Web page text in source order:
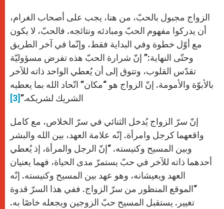
الزواج مجبول بالحبّ، من هنا، يجب على أصحاب الغرام،
أن يدركوا مفهوم الحبّ ومبادئه ونتائجه. فالحبّ، لا يكون
مع أوّل خطوة وفي البداية فقط، وإنّما في آخر الطريق
وحتّى النهاية:” إنّ شرارة الحبّ هذه تفرض مسؤوليّة
تقدّس القلوب، وتتوق إلى أن يُعطي الواحد ذاته للآخر
بالأبوّة والأمومة. إنّ الزواج هو “مكان” اتّحاد الله بما يعطيه
الشريك لشريكه.”[3]
إنّ سرّ الزواج يُدخل الثنائي في سرّ الخلاص، مع كامل
واقعهما كرجل وامرأة. إنّه علامة العهد، بين الله والبشر
وبين المسيح وكنيسته. “إنّ الرجل والمرأة، إذ يُعطي
أحدهما ذاته للآخر في حبّ يستمرّ مدى الحياة، فهما يعنيان
العهد ويعيشانه، وهو عهد بين المسيح وكنيسته. إنّه
“الموقع المنظور من سرّ الزواج. ففي هذا السرّ قدوة
تغيير. يستقبل المسيح حبّ الزوجين ويجعله خاصًا به.